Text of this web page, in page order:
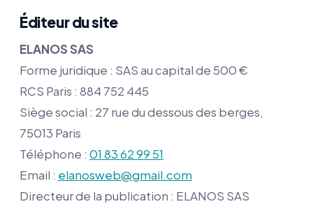
Éditeur du site
ELANOS SAS
Forme juridique : SAS au capital de 500 €
RCS Paris : 884 752 445
Siège social : 27 rue du dessous des berges,
75013 Paris
Téléphone : 01 83 62 99 51
Email : elanosweb@gmail.com
Directeur de la publication : ELANOS SAS